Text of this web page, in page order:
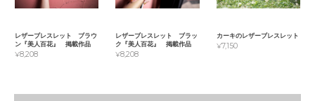
レザーブレスレット ブラウ
ン『美人百花』 掲載作品
¥8,208
レザーブレスレット ブラッ
ク『美人百花』 掲載作品
¥8,208
カーキのレザーブレスレット
¥7,150